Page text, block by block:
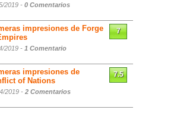
2019 - 0 Comentarios
impresiones de Forge
2019 - 1 Comentario
7
impresiones de
of Nations
2019 - 2 Comentarios
7.5